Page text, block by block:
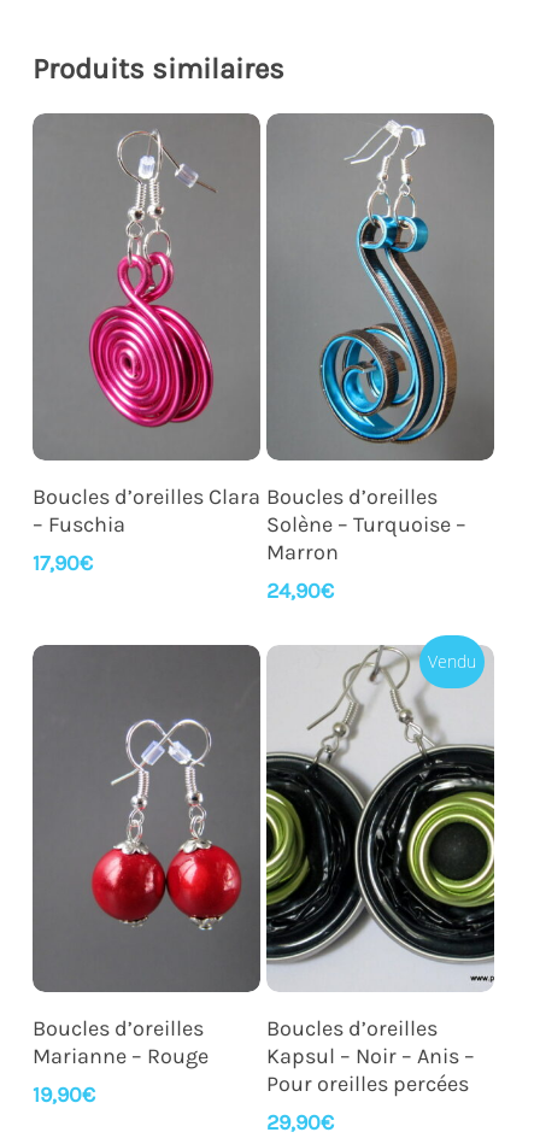
Produits similaires
Ajouter Au Panier
Boucles d’oreilles Clara
– Fuschia
17,90€
Ajouter Au Panier
Boucles d’oreilles
Solène – Turquoise –
Marron
24,90€
Ajouter Au Panier
Boucles d’oreilles
Marianne – Rouge
19,90€
Vendu
Lire La Suite
Boucles d’oreilles
Kapsul – Noir – Anis –
Pour oreilles percées
29,90€